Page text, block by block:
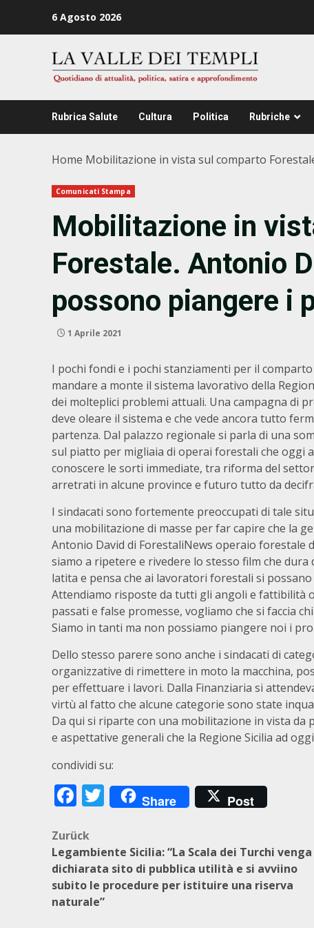
6 Agosto 2026
Rubrica Salute Cultura Politica Rubriche
Home Mobilitazione in vista sul comparto
Comunicati Stampa
Mobilitazione in
Forestale. Antonio
possono piangere i
1 Aprile 2021
I pochi fondi e i pochi stanziamenti per il
mandare a monte il sistema lavorativo della
dei molteplici problemi attuali. Una campagna di
deve oleare il sistema e che vede ancora tutto
partenza. Dal palazzo regionale si parla di una
sul piatto per migliaia di operai forestali che oggi
conoscere le sorti immediate, tra riforma del
arretrati in alcune province e futuro tutto da
I sindacati sono fortemente preoccupati di tale
una mobilitazione di masse per far capire che la
Antonio David di ForestaliNews operaio forestale
siamo a ripetere e rivedere lo stesso film che
latita e pensa che ai lavoratori forestali si
Attendiamo risposte da tutti gli angoli e fattibilità
passati e false promesse, vogliamo che si faccia
Siamo in tanti ma non possiamo piangere noi i
Dello stesso parere sono anche i sindacati di
organizzative di rimettere in moto la macchina,
per effettuare i lavori. Dalla Finanziaria si
virtù al fatto che alcune categorie sono state
Da qui si riparte con una mobilitazione in vista da
e aspettative generali che la Regione Sicilia ad
condividi su:
Facebook
Twitter
Share Post
Beitragsnavigation
Zurück
Legambiente Sicilia: “La Scala dei Turchi venga
dichiarata sito di pubblica utilità e si avviino
subito le procedure per istituire una riserva
naturale”